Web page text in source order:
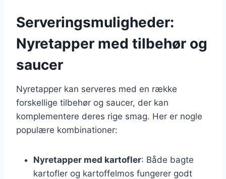
Serveringsmuligheder:
Nyretapper med tilbehør og
saucer
Nyretapper kan serveres med en række
forskellige tilbehør og saucer, der kan
komplementere deres rige smag. Her er nogle
populære kombinationer:
Nyretapper med kartofler: Både bagte
kartofler og kartoffelmos fungerer godt